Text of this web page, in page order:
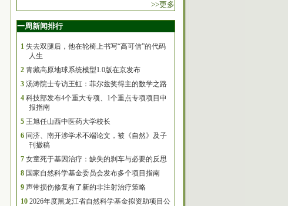
>>更多
一周新闻排行
1 失去双腿后，他在轮椅上书写“高可信”的代码
人生
2 青藏高原地球系统模型1.0版在京发布
3 汤涛院士专访王虹：菲尔兹奖得主的数学之路
4 科技部发布4个重大专项、1个重点专项项目申
报指南
5 王旭任山西中医药大学校长
6 同济、南开涉学术不端论文，被《自然》及子
刊撤稿
7 女童死于基因治疗：缺失的刹车与必要的反思
8 国家自然科学基金委员会发布多个项目指南
9 声带损伤修复有了新的非注射治疗策略
10 2026年度黑龙江省自然科学基金拟资助项目公